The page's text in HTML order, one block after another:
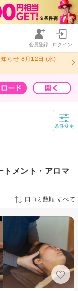
会員登録 ログイン
らせ 8月12日 (水)
条件変更
トメント・アロマ
口コミ数順:すべて